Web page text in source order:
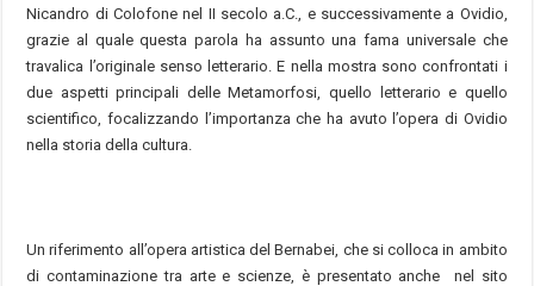
Nicandro di Colofone nel II secolo a.C., e successivamente a Ovidio,
grazie al quale questa parola ha assunto una fama universale che
travalica l’originale senso letterario. E nella mostra sono confrontati i
due aspetti principali delle Metamorfosi, quello letterario e quello
scientifico, focalizzando l’importanza che ha avuto l’opera di Ovidio
nella storia della cultura.
Un riferimento all’opera artistica del Bernabei, che si colloca in ambito
di contaminazione tra arte e scienze, è presentato anche nel sito